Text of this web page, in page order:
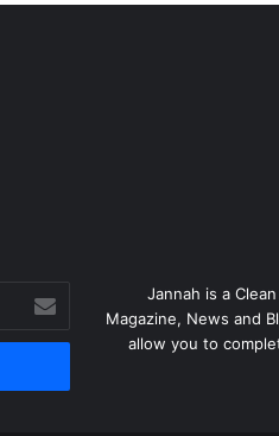
Jannah is a
Magazine, News and
allow you to
بريدك
الإلكتروني